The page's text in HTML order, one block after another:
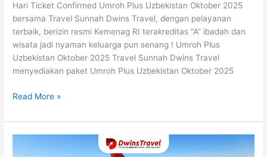
Hari Ticket Confirmed Umroh Plus Uzbekistan Oktober 2025
bersama Travel Sunnah Dwins Travel, dengan pelayanan
terbaik, berizin resmi Kemenag RI terakreditas “A” ibadah dan
wisata jadi nyaman keluarga pun senang ! Umroh Plus
Uzbekistan Oktober 2025 Travel Sunnah Dwins Travel
menyediakan paket Umroh Plus Uzbekistan Oktober 2025
Read More »